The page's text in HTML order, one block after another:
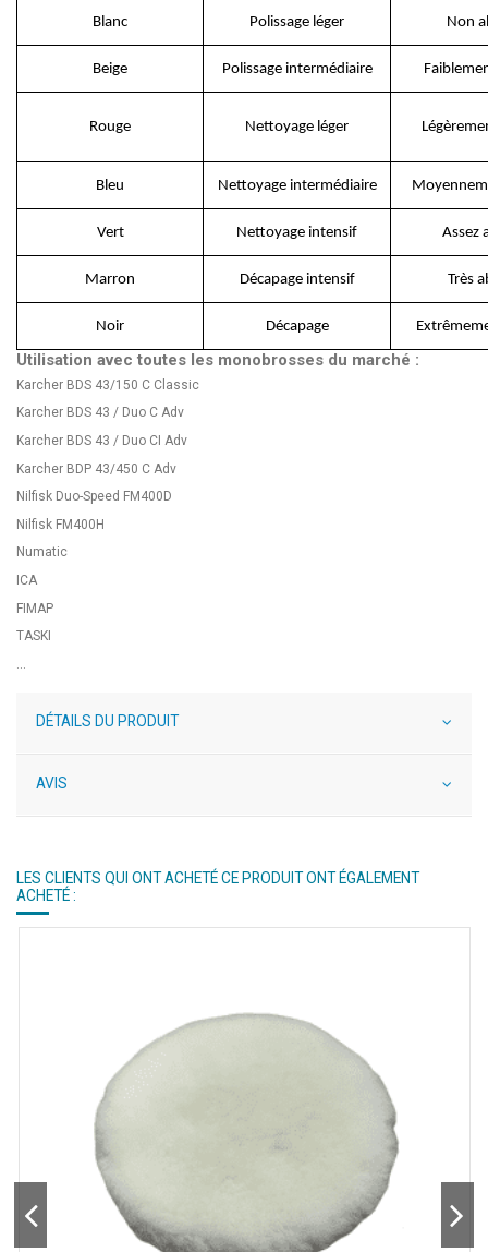
Blanc Polissage léger Non
Beige Polissage intermédiaire
Rouge Nettoyage léger
Bleu Nettoyage intermédiaire
Vert Nettoyage intensif Assez
Marron Décapage intensif Très
Noir Décapage
Utilisation avec toutes les monobrosses du marché :
Karcher BDS 43/150 C Classic
Karcher BDS 43 / Duo C Adv
Karcher BDS 43 / Duo CI Adv
Karcher BDP 43/450 C Adv
Nilfisk Duo-Speed FM400D
Nilfisk FM400H
Numatic
ICA
FIMAP
TASKI
DÉTAILS DU PRODUIT
AVIS
LES CLIENTS QUI ONT ACHETÉ CE PRODUIT ONT ÉGALEMENT
ACHETÉ :